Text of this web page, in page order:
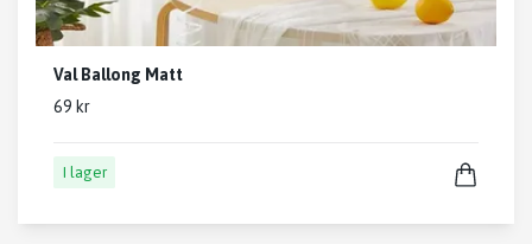
Val Ballong Matt
69 kr
I lager